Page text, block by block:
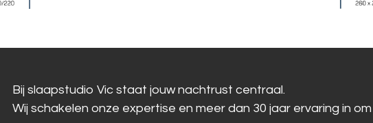
Bij slaapstudio Vic staat jouw nachtrust centraal.
Wij schakelen onze expertise en meer dan 30 jaar ervaring in